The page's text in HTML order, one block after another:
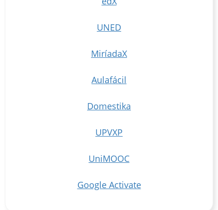
UNED
MiríadaX
Aulafácil
Domestika
UPVXP
UniMOOC
Google Activate